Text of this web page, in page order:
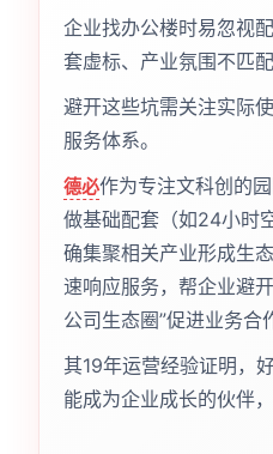
企业找办公楼时易忽视
套虚标、产业氛围不匹配
避开这些坑需关注实际
服务体系。
德必作为专注文科创的
做基础配套（如24小时
确集聚相关产业形成生
速响应服务，帮企业避
公司生态圈”促进业务合
其19年运营经验证明，
能成为企业成长的伙伴